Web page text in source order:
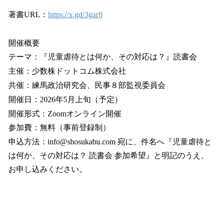
著書URL： https://x.gd/3garfj
開催概要
テーマ：『児童虐待とは何か、その対応は？』読書会
主催：少数株ドットコム株式会社
共催：練馬政治研究会、民事８部監視委員会
開催日：2026年5月上旬（予定）
開催形式：Zoomオンライン開催
参加費：無料（事前登録制）
申込方法：info@shosukabu.com 宛に、件名へ『児童虐待と
は何か、その対応は？ 読書会 参加希望』と明記のうえ、
お申し込みください。